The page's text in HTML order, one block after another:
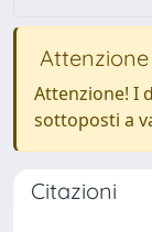
Attenzione
Attenzione! I
sottoposti a
Citazioni